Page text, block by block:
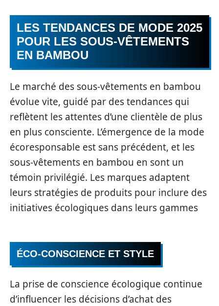
LES TENDANCES DE MODE 2025
POUR LES SOUS-VÊTEMENTS
EN BAMBOU
Le marché des sous-vêtements en bambou
évolue vite, guidé par des tendances qui
reflètent les attentes d’une clientèle de plus
en plus consciente. L’émergence de la mode
écoresponsable est sans précédent, et les
sous-vêtements en bambou en sont un
témoin privilégié. Les marques adaptent
leurs stratégies de produits pour inclure des
initiatives écologiques dans leurs gammes
ÉCO-CONSCIENCE ET STYLE
La prise de conscience écologique continue
d’influencer les décisions d’achat des